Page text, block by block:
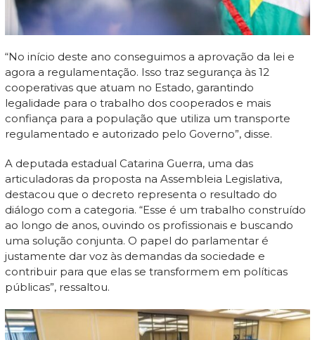
“No início deste ano conseguimos a aprovação da lei e
agora a regulamentação. Isso traz segurança às 12
cooperativas que atuam no Estado, garantindo
legalidade para o trabalho dos cooperados e mais
confiança para a população que utiliza um transporte
regulamentado e autorizado pelo Governo”, disse.
A deputada estadual Catarina Guerra, uma das
articuladoras da proposta na Assembleia Legislativa,
destacou que o decreto representa o resultado do
diálogo com a categoria. “Esse é um trabalho construído
ao longo de anos, ouvindo os profissionais e buscando
uma solução conjunta. O papel do parlamentar é
justamente dar voz às demandas da sociedade e
contribuir para que elas se transformem em políticas
públicas”, ressaltou.